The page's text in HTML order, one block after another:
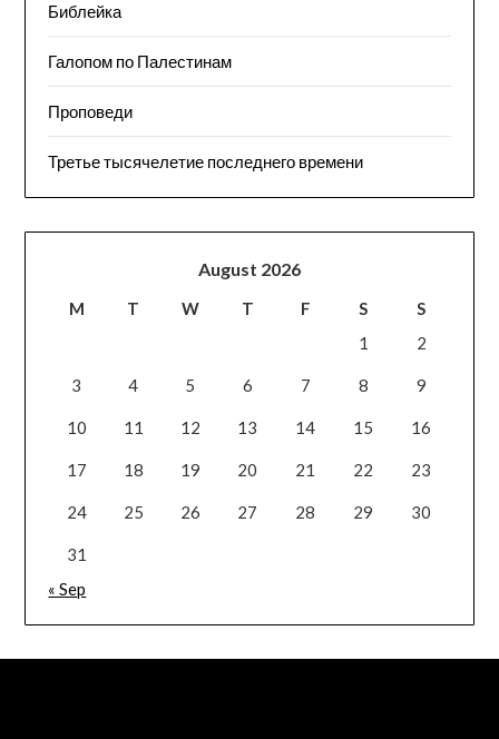
Библейка
Галопом по Палестинам
Проповеди
Третье тысячелетие последнего времени
August 2026
M T W T F S
S
1
2
3 4 5 6 7 8 9
10 11 12 13 14 15 16
17 18 19 20 21 22 23
24 25 26 27 28 29 30
31
« Sep